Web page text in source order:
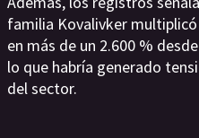
familia Kovalivker
en más de un 2.600 %
lo que habría generado
del sector.